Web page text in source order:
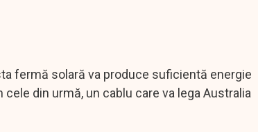
fermă solară va produce suficientă energie
din urmă, un cablu care va lega Australia